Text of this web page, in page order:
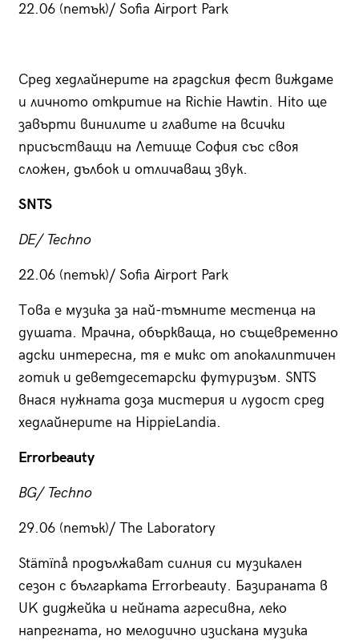
22.06 (петък)/ Sofia Airport Park
Сред хедлайнерите на градския фест виждаме
и личното откритие на Richie Hawtin. Hito ще
завърти винилите и главите на всички
присъстващи на Летище София със своя
сложен, дълбок и отличаващ звук.
SNTS
DE/ Techno
22.06 (петък)/ Sofia Airport Park
Това е музика за най-тъмните местенца на
душата. Мрачна, объркваща, но същевременно
адски интересна, тя е микс от апокалиптичен
готик и деветдесетарски футуризъм. SNTS
внася нужната доза мистерия и лудост сред
хедлайнерите на HippieLandia.
Errorbeauty
BG/ Techno
29.06 (петък)/ The Laboratory
Stämïnå продължават силния си музикален
сезон с българката Errorbeauty. Базираната в
UK диджейка и нейната агресивна, леко
напрегната, но мелодично изискана музика